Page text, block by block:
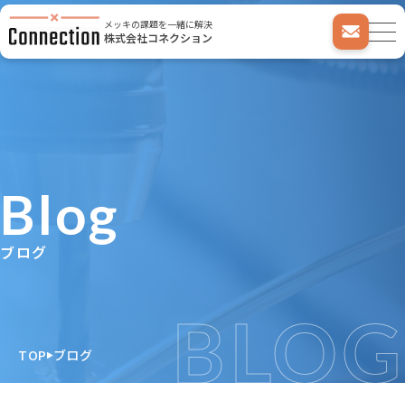
メッキの課題を一緒に解決
株式会社コネクション
BLOG
Blog
ブログ
TOP ブログ